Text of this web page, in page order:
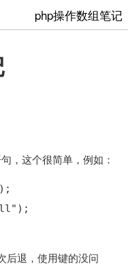
php操作数组笔记
，这个很简单，例如：
后退，使用键的没问